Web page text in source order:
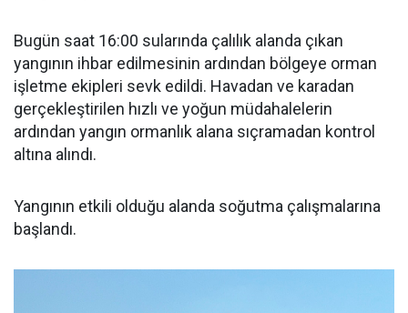
Bugün saat 16:00 sularında çalılık alanda çıkan
yangının ihbar edilmesinin ardından bölgeye orman
işletme ekipleri sevk edildi. Havadan ve karadan
gerçekleştirilen hızlı ve yoğun müdahalelerin
ardından yangın ormanlık alana sıçramadan kontrol
altına alındı.
Yangının etkili olduğu alanda soğutma çalışmalarına
başlandı.